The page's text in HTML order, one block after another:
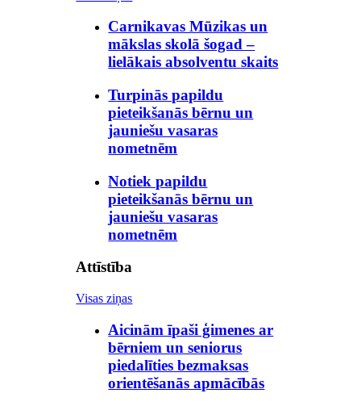
Carnikavas Mūzikas un
mākslas skolā šogad –
lielākais absolventu skaits
Turpinās papildu
pieteikšanās bērnu un
jauniešu vasaras
nometnēm
Notiek papildu
pieteikšanās bērnu un
jauniešu vasaras
nometnēm
Attīstība
Visas ziņas
Aicinām īpaši ģimenes ar
bērniem un seniorus
piedalīties bezmaksas
orientēšanās apmācībās